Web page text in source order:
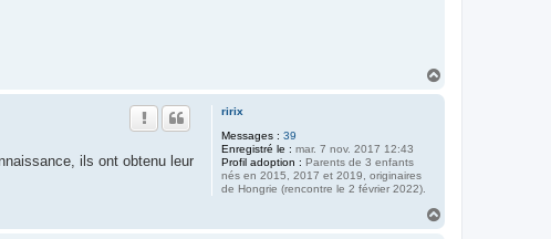
ririx
Messages : 39
Enregistré le : mar. 7 nov. 2017 12:43
Profil adoption : Parents de 3 enfants
nés en 2015, 2017 et 2019, originaires
de Hongrie (rencontre le 2 février 2022).
ils ont obtenu leur